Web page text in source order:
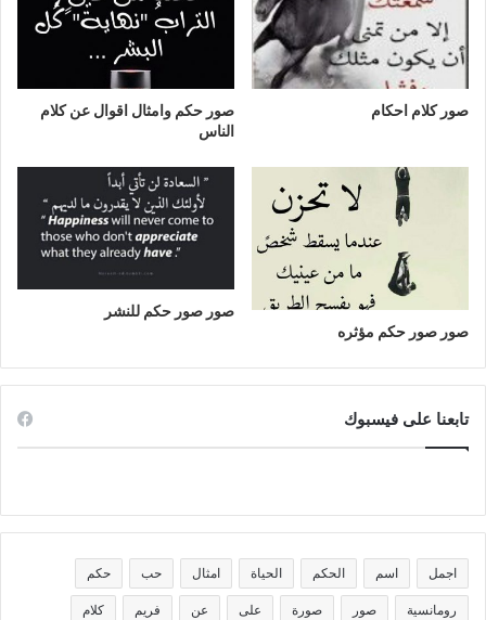
صور كلام احكام
صور حكم وامثال اقوال عن كلام
الناس
صور صور حكم مؤثره
صور صور حكم للنشر
تابعنا على فيسبوك
اجمل اسم الحكم الحياة امثال حب حكم
رومانسية صور صورة على عن فريم كلام